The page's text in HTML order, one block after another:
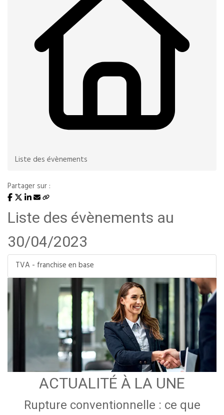
Liste des évènements
Partager sur :
Liste des évènements au
30/04/2023
TVA - franchise en base
ACTUALITÉ À LA UNE
Rupture conventionnelle : ce que